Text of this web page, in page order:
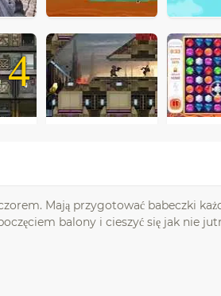
4
Mają przygotować babeczki
balony i cieszyć się jak nie